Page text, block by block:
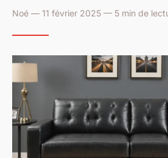
Noé — 11 février 2025 — 5 min de